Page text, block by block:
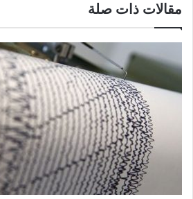
مقالات ذات صلة